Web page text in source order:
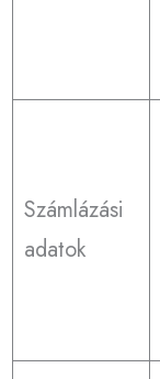
Számlázási
adatok